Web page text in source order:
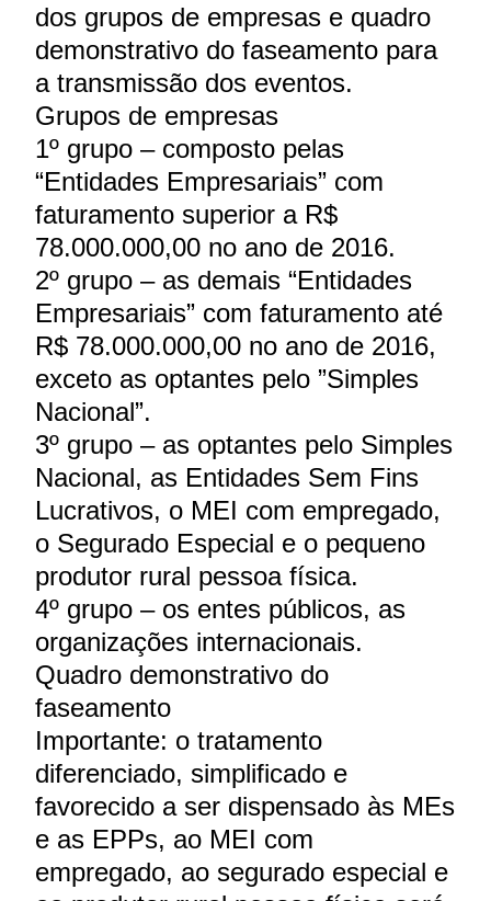
dos grupos de empresas e quadro
demonstrativo do faseamento para
a transmissão dos eventos.
Grupos de empresas
1º grupo – composto pelas
“Entidades Empresariais” com
faturamento superior a R$
78.000.000,00 no ano de 2016.
2º grupo – as demais “Entidades
Empresariais” com faturamento até
R$ 78.000.000,00 no ano de 2016,
exceto as optantes pelo ”Simples
Nacional”.
3º grupo – as optantes pelo Simples
Nacional, as Entidades Sem Fins
Lucrativos, o MEI com empregado,
o Segurado Especial e o pequeno
produtor rural pessoa física.
4º grupo – os entes públicos, as
organizações internacionais.
Quadro demonstrativo do
faseamento
Importante: o tratamento
diferenciado, simplificado e
favorecido a ser dispensado às MEs
e as EPPs, ao MEI com
empregado, ao segurado especial e